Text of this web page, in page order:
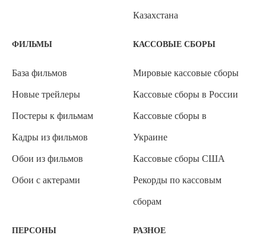
Казахстана
ФИЛЬМЫ
База фильмов
Новые трейлеры
Постеры к фильмам
Кадры из фильмов
Обои из фильмов
Обои с актерами
КАССОВЫЕ СБОРЫ
Мировые кассовые сборы
Кассовые сборы в России
Кассовые сборы в
Украине
Кассовые сборы США
Рекорды по кассовым
сборам
ПЕРСОНЫ РАЗНОЕ